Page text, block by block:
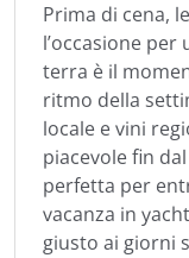
Prima di cena,
l’occasione per
terra è il
ritmo della
locale e vini
piacevole fin
perfetta per
vacanza in
giusto ai giorni